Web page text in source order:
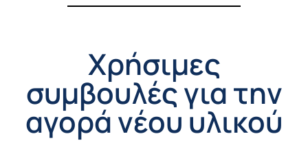
Χρήσιμες
συμβουλές για την
αγορά νέου υλικού